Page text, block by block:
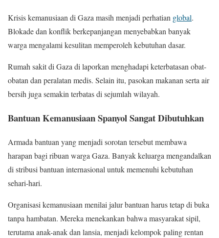
Krisis kemanusiaan di Gaza masih menjadi perhatian global.
Blokade dan konflik berkepanjangan menyebabkan banyak
warga mengalami kesulitan memperoleh kebutuhan dasar.
Rumah sakit di Gaza di laporkan menghadapi keterbatasan obat-
obatan dan peralatan medis. Selain itu, pasokan makanan serta air
bersih juga semakin terbatas di sejumlah wilayah.
Bantuan Kemanusiaan Spanyol Sangat Dibutuhkan
Armada bantuan yang menjadi sorotan tersebut membawa
harapan bagi ribuan warga Gaza. Banyak keluarga mengandalkan
di stribusi bantuan internasional untuk memenuhi kebutuhan
sehari-hari.
Organisasi kemanusiaan menilai jalur bantuan harus tetap di buka
tanpa hambatan. Mereka menekankan bahwa masyarakat sipil,
terutama anak-anak dan lansia, menjadi kelompok paling rentan